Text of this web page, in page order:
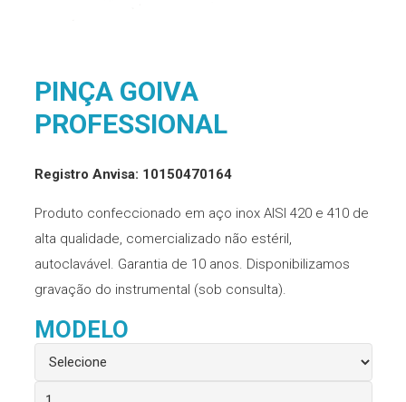
PINÇA GOIVA
PROFESSIONAL
Registro Anvisa: 10150470164
Produto confeccionado em aço inox AISI 420 e 410 de
alta qualidade, comercializado não estéril,
autoclavável. Garantia de 10 anos. Disponibilizamos
gravação do instrumental (sob consulta).
MODELO
Pinça